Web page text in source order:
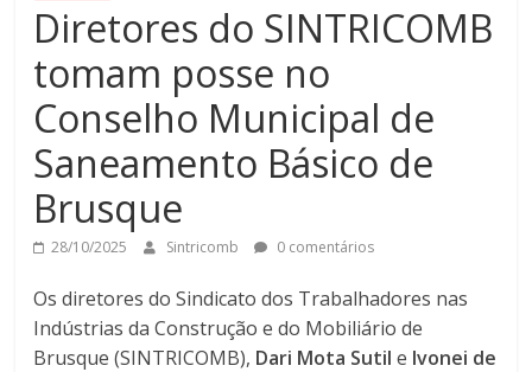
Diretores do SINTRICOMB
tomam posse no
Conselho Municipal de
Saneamento Básico de
Brusque
28/10/2025 Sintricomb 0 comentários
Os diretores do Sindicato dos Trabalhadores nas
Indústrias da Construção e do Mobiliário de
Brusque (SINTRICOMB), Dari Mota Sutil e Ivonei de